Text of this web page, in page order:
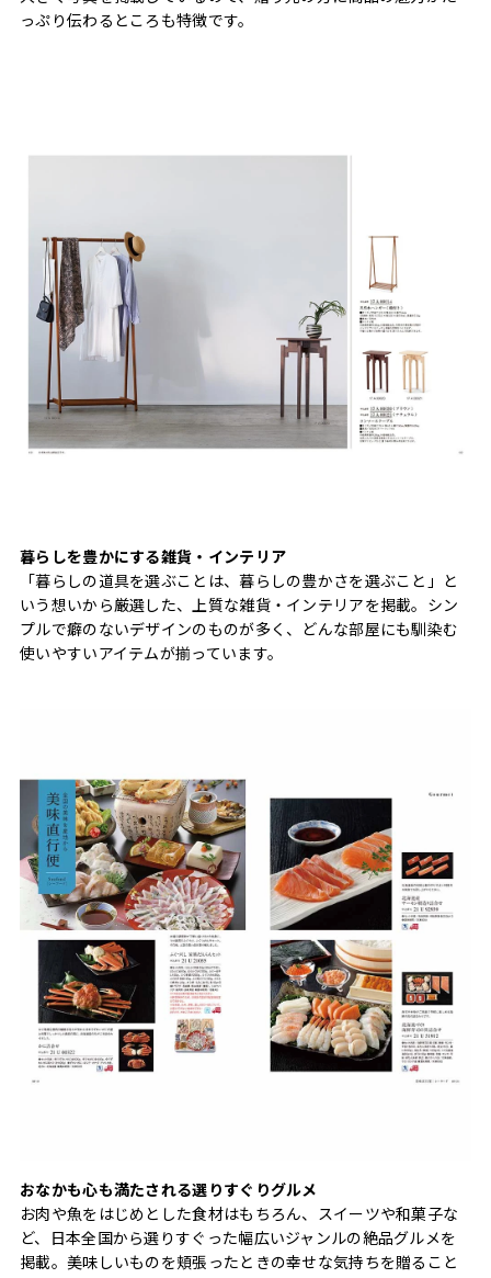
っぷり伝わるところも特徴です。
暮らしを豊かにする雑貨・インテリア
「暮らしの道具を選ぶことは、暮らしの豊かさを選ぶこと」と
いう想いから厳選した、上質な雑貨・インテリアを掲載。シン
プルで癖のないデザインのものが多く、どんな部屋にも馴染む
使いやすいアイテムが揃っています。
おなかも心も満たされる選りすぐりグルメ
お肉や魚をはじめとした食材はもちろん、スイーツや和菓子な
ど、日本全国から選りすぐった幅広いジャンルの絶品グルメを
掲載。美味しいものを頬張ったときの幸せな気持ちを贈ること